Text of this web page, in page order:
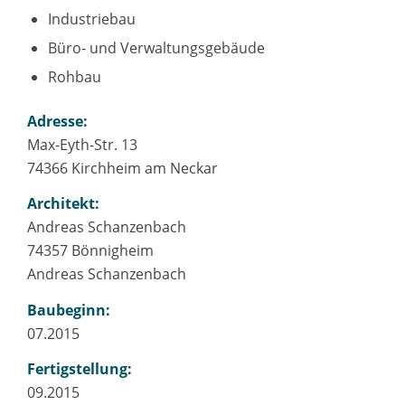
Industriebau
Büro- und Verwaltungsgebäude
Rohbau
Adresse:
Max-Eyth-Str. 13
74366 Kirchheim am Neckar
Architekt:
Andreas Schanzenbach
74357 Bönnigheim
Andreas Schanzenbach
Baubeginn:
07.2015
Fertigstellung:
09.2015